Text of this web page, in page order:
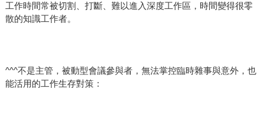
工作時間常被切割、打斷、難以進入深度工作區，時間變得很零
散的知識工作者。
^^^不是主管，被動型會議參與者，無法掌控臨時雜事與意外，也
能活用的工作生存對策：